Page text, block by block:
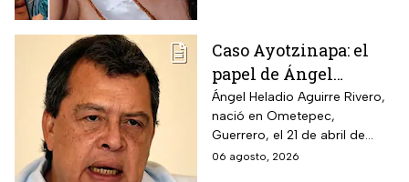
Caso Ayotzinapa: el
papel de Ángel
Aguirre en la
desaparición de los
normalistas en 2014
Ángel Heladio Aguirre Rivero,
nació en Ometepec,
Guerrero, el 21 de abril de
1956. Estudió la Licenciatura
06 agosto, 2026